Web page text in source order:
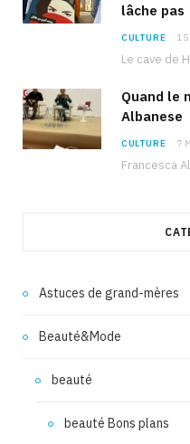
lâche pas
CULTURE
Quand le
Albanese
CULTURE 7
Astuces de grand-mères
Beauté&Mode
beauté
beauté Bons plans